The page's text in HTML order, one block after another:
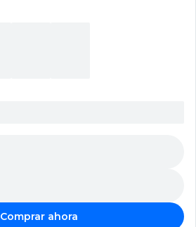
Comprar ahora